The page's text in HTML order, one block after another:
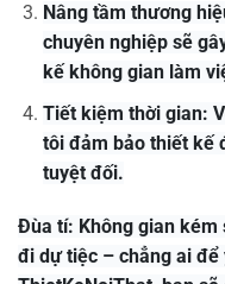
Nâng tầm thương
chuyên nghiệp sẽ
kế không gian làm
Tiết kiệm thời gian:
tôi đảm bảo thiết kế
tuyệt đối.
Đùa tí: Không gian kém
đi dự tiệc – chẳng ai